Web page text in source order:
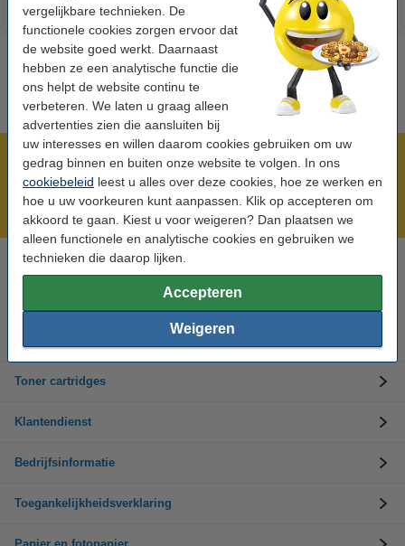
vergelijkbare technieken. De
functionele cookies zorgen ervoor dat
de website goed werkt. Daarnaast
hebben ze een analytische functie die
ons helpt de website continu te
verbeteren. We laten u graag alleen
advertenties zien die aansluiten bij
uw interesses en willen daarom cookies gebruiken om uw
gedrag binnen en buiten onze website te volgen. In ons
cookiebeleid leest u alles over deze cookies, hoe ze werken en
hoe u uw voorkeuren kunt aanpassen. Klik op accepteren om
akkoord te gaan. Kiest u voor weigeren? Dan plaatsen we
alleen functionele en analytische cookies en gebruiken we
technieken die daarop lijken.
Accepteren
Weigeren
Meer dan 5 miljoen klanten!
Voor 22.00 uur besteld, morgen in huis!
Hulp nodig? Bel ons op +32 (0)9 39 64 123
Op werkdagen van 8.30 tot 17 uur
Toner cartridges
Klantendienst
Bedrijfsinformatie
Toegankelijkheidsverklaring